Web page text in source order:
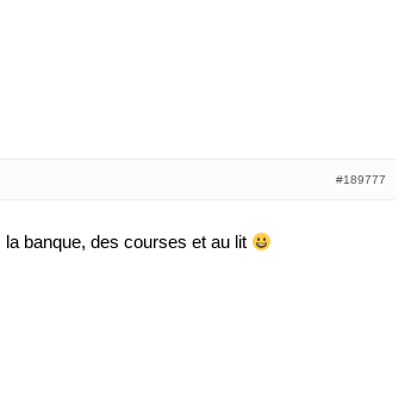
#189777
la banque, des courses et au lit